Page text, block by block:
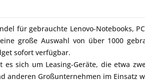
für gebrauchte Lenovo-Notebooks,
große Auswahl von über 1000
sofort verfügbar.
sich um Leasing-Geräte, die etwa
anderen Großunternehmen im Einsatz